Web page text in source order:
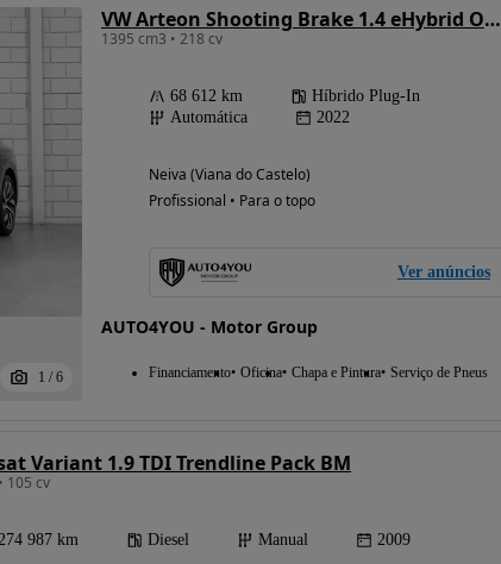
1 / 6
VW Arteon Shooting Brake 1.4 eHybrid OPF DSG R-Line
1395 cm3 • 218 cv
68 612 km
Híbrido Plug-In
Automática
2022
Neiva (Viana do Castelo)
Profissional • Para o topo
Ver anúncios
AUTO4YOU - Motor Group
Financiamento Oficina Chapa e Pintura Serviço de Pneus
Variant 1.9 TDI Trendline Pack BM
105 cv
274 987 km Diesel Manual 2009